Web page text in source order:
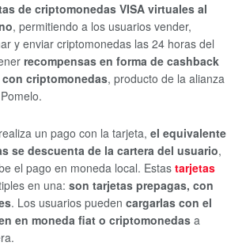
de criptomonedas VISA virtuales al
, permitiendo a los usuarios vender,
y enviar criptomonedas las 24 horas del
recompensas en forma de cashback
criptomonedas, producto de la alianza
un pago con la tarjeta, el equivalente
se descuenta de la cartera del usuario,
el pago en moneda local. Estas tarjetas
en una: son tarjetas prepagas, con
. Los usuarios pueden cargarlas con el
en moneda fiat o criptomonedas a